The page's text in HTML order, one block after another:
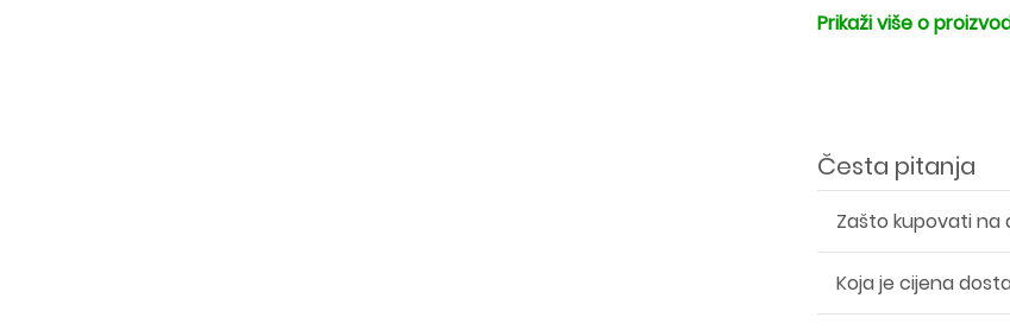
Prikaži više o
Česta pitanja
Zašto kupovati na
Koja je cijena